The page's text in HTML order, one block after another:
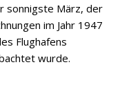
sonnigste März, der
im Jahr 1947
Flughafens
wurde.